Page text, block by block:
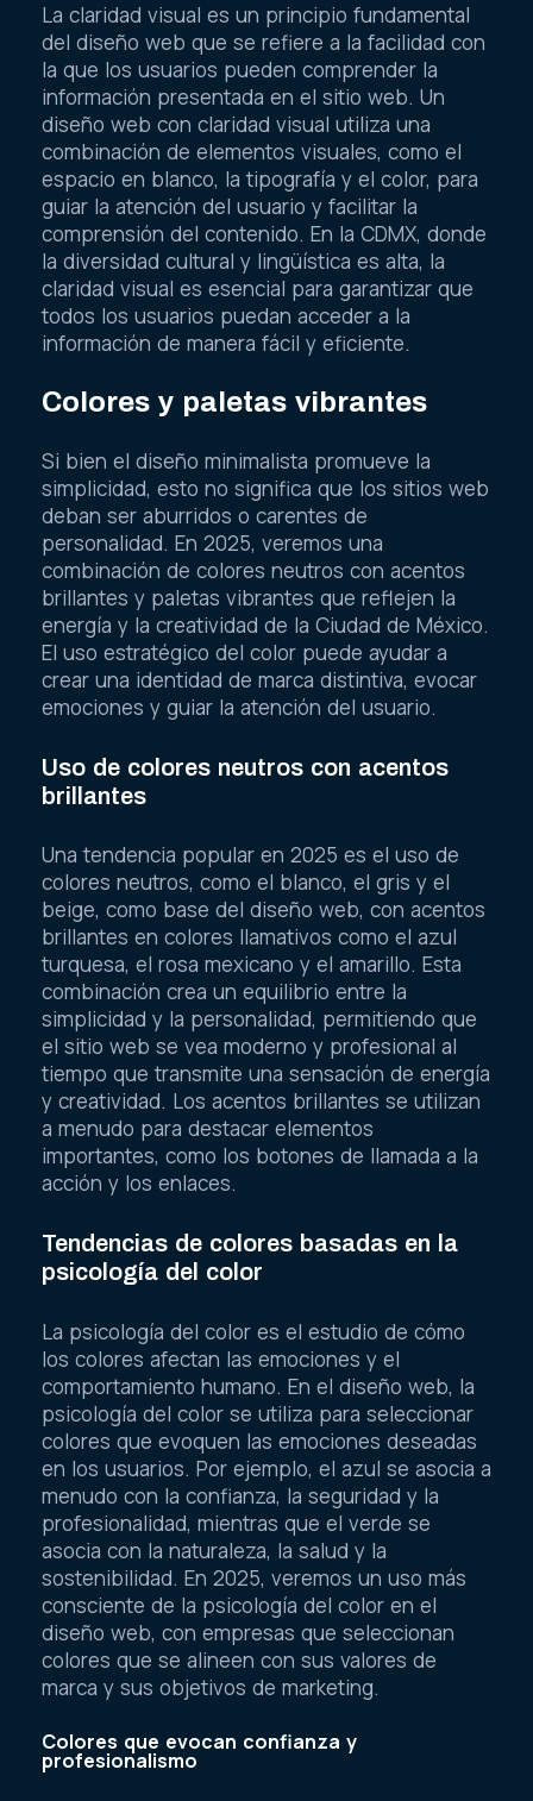
La claridad visual es un principio fundamental
del diseño web que se refiere a la facilidad con
la que los usuarios pueden comprender la
información presentada en el sitio web. Un
diseño web con claridad visual utiliza una
combinación de elementos visuales, como el
espacio en blanco, la tipografía y el color, para
guiar la atención del usuario y facilitar la
comprensión del contenido. En la CDMX, donde
la diversidad cultural y lingüística es alta, la
claridad visual es esencial para garantizar que
todos los usuarios puedan acceder a la
información de manera fácil y eficiente.
Colores y paletas vibrantes
Si bien el diseño minimalista promueve la
simplicidad, esto no significa que los sitios web
deban ser aburridos o carentes de
personalidad. En 2025, veremos una
combinación de colores neutros con acentos
brillantes y paletas vibrantes que reflejen la
energía y la creatividad de la Ciudad de México.
El uso estratégico del color puede ayudar a
crear una identidad de marca distintiva, evocar
emociones y guiar la atención del usuario.
Uso de colores neutros con acentos
brillantes
Una tendencia popular en 2025 es el uso de
colores neutros, como el blanco, el gris y el
beige, como base del diseño web, con acentos
brillantes en colores llamativos como el azul
turquesa, el rosa mexicano y el amarillo. Esta
combinación crea un equilibrio entre la
simplicidad y la personalidad, permitiendo que
el sitio web se vea moderno y profesional al
tiempo que transmite una sensación de energía
y creatividad. Los acentos brillantes se utilizan
a menudo para destacar elementos
importantes, como los botones de llamada a la
acción y los enlaces.
Tendencias de colores basadas en la
psicología del color
La psicología del color es el estudio de cómo
los colores afectan las emociones y el
comportamiento humano. En el diseño web, la
psicología del color se utiliza para seleccionar
colores que evoquen las emociones deseadas
en los usuarios. Por ejemplo, el azul se asocia a
menudo con la confianza, la seguridad y la
profesionalidad, mientras que el verde se
asocia con la naturaleza, la salud y la
sostenibilidad. En 2025, veremos un uso más
consciente de la psicología del color en el
diseño web, con empresas que seleccionan
colores que se alineen con sus valores de
marca y sus objetivos de marketing.
Colores que evocan confianza y
profesionalismo